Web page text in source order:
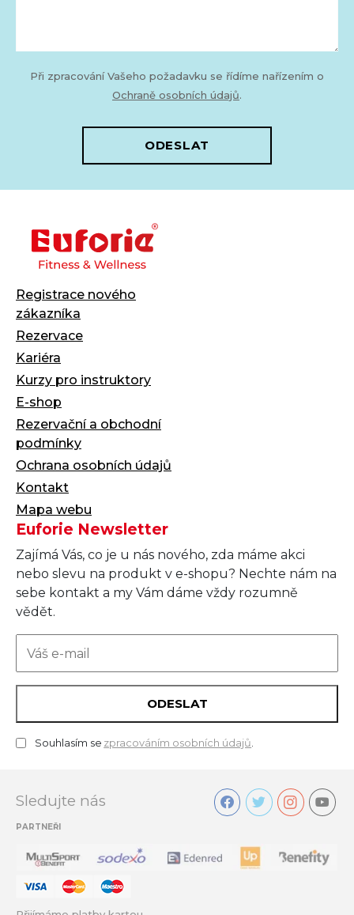
Při zpracování Vašeho požadavku se řídíme nařízením o
Ochraně osobních údajů.
ODESLAT
Registrace nového
zákazníka
Rezervace
Kariéra
Kurzy pro instruktory
E-shop
Rezervační a obchodní
podmínky
Ochrana osobních údajů
Kontakt
Mapa webu
Euforie Newsletter
Zajímá Vás, co je u nás nového, zda máme akci
nebo slevu na produkt v e-shopu? Nechte nám na
sebe kontakt a my Vám dáme vždy rozumně
vědět.
ODESLAT
Souhlasím se zpracováním osobních údajů
Sledujte nás
PARTNEŘI